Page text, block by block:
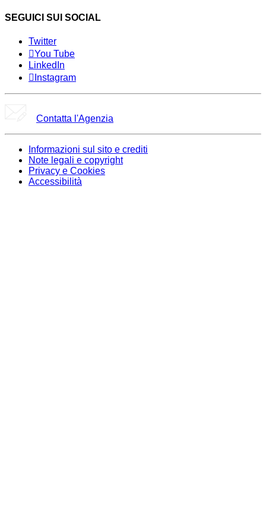
SEGUICI SUI SOCIAL
Twitter
You Tube
LinkedIn
Instagram
Contatta l'Agenzia
Informazioni sul sito e crediti
Note legali e copyright
Privacy e Cookies
Accessibilità